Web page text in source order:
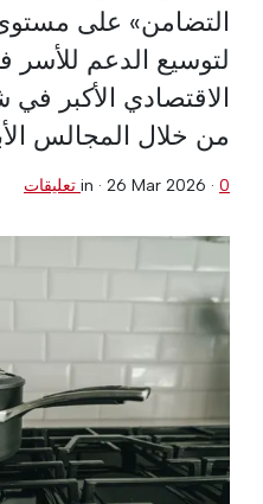
لتوسيع الدعم
الاقتصادي الأكبر في
من خلال المجالس
in · 26 Mar 2026 · 0 تعليقات